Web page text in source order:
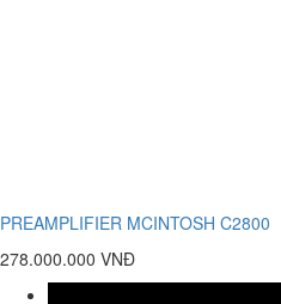
PREAMPLIFIER MCINTOSH C2800
278.000.000 VNĐ